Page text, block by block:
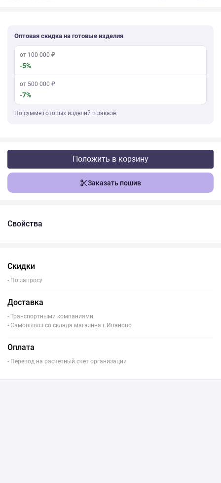
Оптовая скидка на готовые изделия
от 100 000 ₽
-5%
от 500 000 ₽
-7%
По сумме готовых изделий в заказе.
Положить в корзину
Заказать пошив
Свойства
Скидки
- По запросу
Доставка
- Транспортными компаниями
- Самовывоз со склада магазина г.Иваново
Оплата
- Перевод на расчетный счет организации